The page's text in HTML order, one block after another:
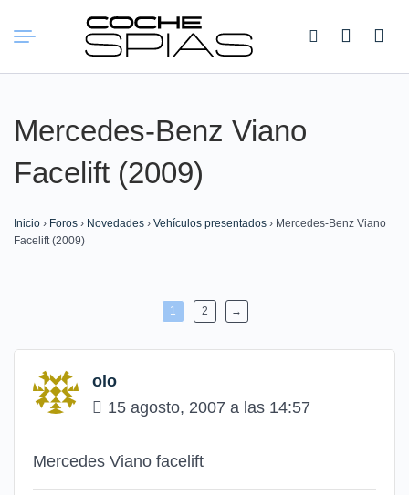
Buscar:
Mercedes-Benz Viano
Facelift (2009)
Inicio › Foros › Novedades › Vehículos presentados › Mercedes-Benz Viano
Facelift (2009)
1 2 →
olo
15 agosto, 2007 a las 14:57
Mercedes Viano facelift